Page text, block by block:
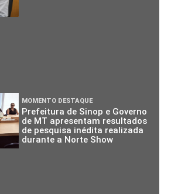
MOMENTO DESTAQUE
Prefeitura de Sinop e Governo
de MT apresentam resultados
de pesquisa inédita realizada
durante a Norte Show